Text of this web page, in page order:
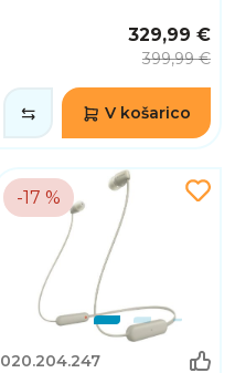
329,99 €
399,99 €
V košarico
-17 %
020.204.247